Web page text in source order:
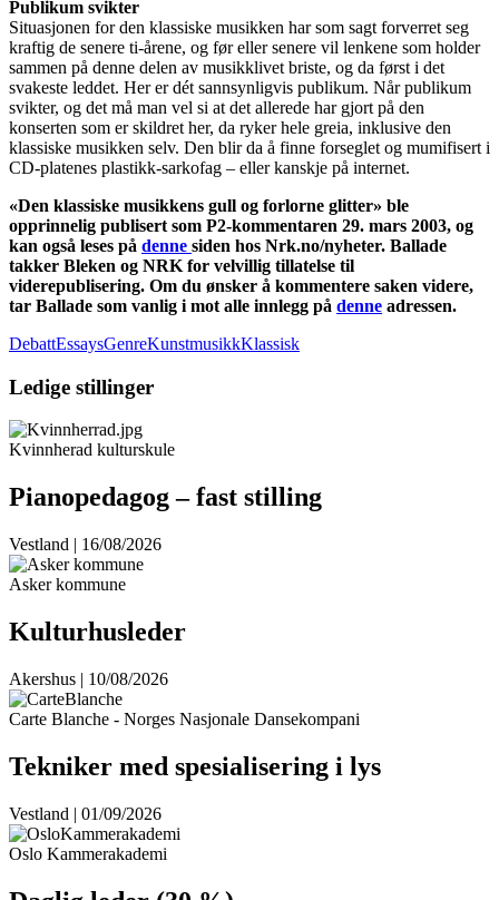
Publikum svikter
Situasjonen for den klassiske musikken har som sagt forverret seg
kraftig de senere ti-årene, og før eller senere vil lenkene som holder
sammen på denne delen av musikklivet briste, og da først i det
svakeste leddet. Her er dét sannsynligvis publikum. Når publikum
svikter, og det må man vel si at det allerede har gjort på den
konserten som er skildret her, da ryker hele greia, inklusive den
klassiske musikken selv. Den blir da å finne forseglet og mumifisert i
CD-platenes plastikk-sarkofag – eller kanskje på internet.
«Den klassiske musikkens gull og forlorne glitter» ble
opprinnelig publisert som P2-kommentaren 29. mars 2003, og
kan også leses på denne siden hos Nrk.no/nyheter. Ballade
takker Bleken og NRK for velvillig tillatelse til
viderepublisering. Om du ønsker å kommentere saken videre,
tar Ballade som vanlig i mot alle innlegg på denne adressen.
DebattEssaysGenreKunstmusikkKlassisk
Ledige stillinger
Kvinnherad kulturskule
Pianopedagog – fast stilling
Vestland | 16/08/2026
Asker kommune
Kulturhusleder
Akershus | 10/08/2026
Carte Blanche - Norges Nasjonale Dansekompani
Tekniker med spesialisering i lys
Vestland | 01/09/2026
Oslo Kammerakademi